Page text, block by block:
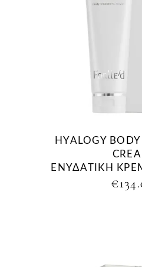
HYALOGY
ΕΝΥΔΑΤΙΚΗ
€